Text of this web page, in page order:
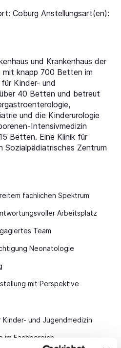
Coburg Anstellungsart(en):
und Krankenhaus der
mit knapp 700 Betten im
Kinder- und
40 Betten und betreut
und die Kinderurologie
Intensivmedizin
Betten. Eine Klinik für
Sozialpädiatrisches Zentrum
fachlichen Spektrum
Arbeitsplatz
Team
Neonatologie
mit Perspektive
und Jugendmedizin
im Fachbereich